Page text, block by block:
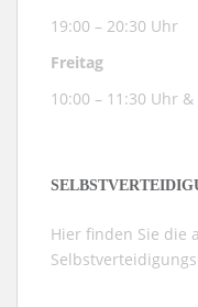
19:00 – 20:30 Uhr
Freitag
10:00 – 11:30 Uhr
Hier finden Sie die